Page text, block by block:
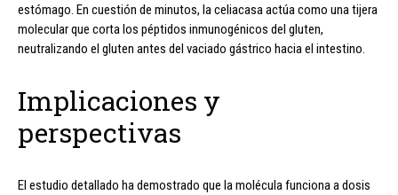
estómago. En cuestión de minutos, la celiacasa actúa como una tijera
molecular que corta los péptidos inmunogénicos del gluten,
neutralizando el gluten antes del vaciado gástrico hacia el intestino.
Implicaciones y
perspectivas
El estudio detallado ha demostrado que la molécula funciona a dosis